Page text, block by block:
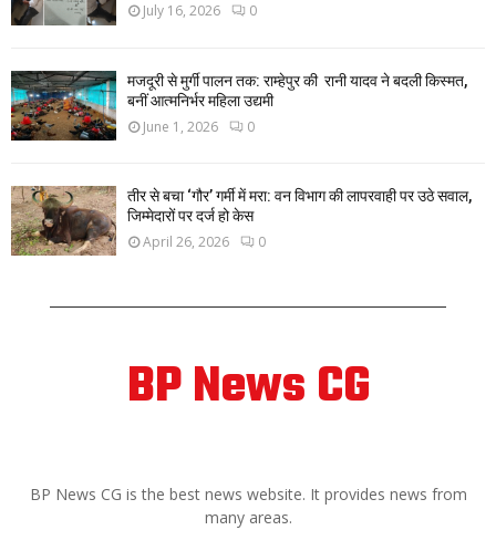
July 16, 2026 0
मजदूरी से मुर्गी पालन तक: राम्हेपुर की रानी यादव ने बदली किस्मत,
बनीं आत्मनिर्भर महिला उद्यमी
June 1, 2026 0
तीर से बचा ‘गौर’ गर्मी में मरा: वन विभाग की लापरवाही पर उठे सवाल,
जिम्मेदारों पर दर्ज हो केस
April 26, 2026 0
BP News CG
BP News CG is the best news website. It provides news from
many areas.